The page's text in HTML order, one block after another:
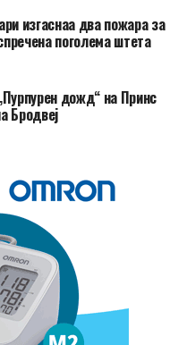
изгаснаа два пожара за
поголема штета
дожд“ на Принс
Бродвеј